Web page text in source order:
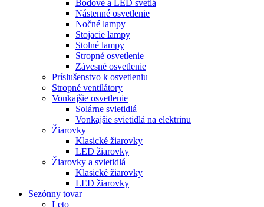
Bodové a LED svetlá
Nástenné osvetlenie
Nočné lampy
Stojacie lampy
Stolné lampy
Stropné osvetlenie
Závesné osvetlenie
Príslušenstvo k osvetleniu
Stropné ventilátory
Vonkajšie osvetlenie
Solárne svietidlá
Vonkajšie svietidlá na elektrinu
Žiarovky
Klasické žiarovky
LED žiarovky
Žiarovky a svietidlá
Klasické žiarovky
LED žiarovky
Sezónny tovar
Leto